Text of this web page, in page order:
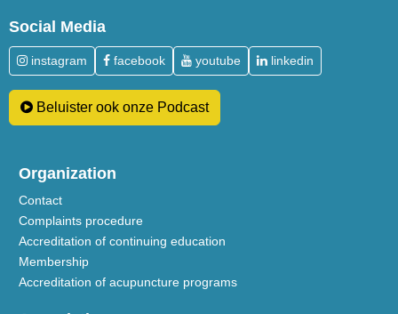
Social Media
instagram facebook youtube linkedin
Beluister ook onze Podcast
Organization
Contact
Complaints procedure
Accreditation of continuing education
Membership
Accreditation of acupuncture programs